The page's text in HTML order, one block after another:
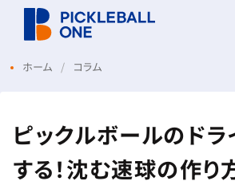
ホーム コラム
ピックルボールのド
する！沈む速球の作り